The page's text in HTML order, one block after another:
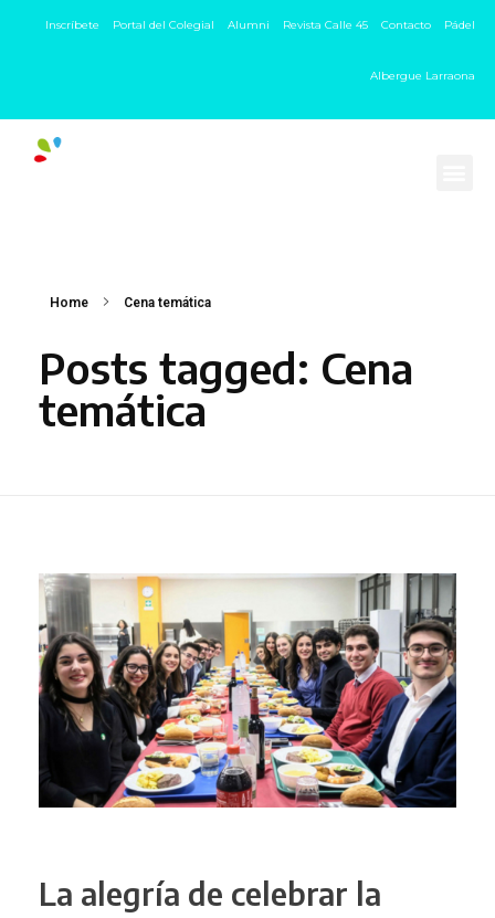
Inscríbete Portal del Colegial Alumni Revista Calle 45 Contacto Pádel
Albergue Larraona
Home Cena temática
Posts tagged: Cena
temática
La alegría de celebrar la